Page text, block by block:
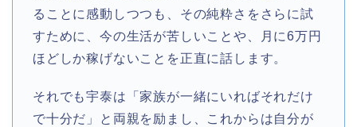
ることに感動しつつも、その純粋さをさらに試
すために、今の生活が苦しいことや、月に6万円
ほどしか稼げないことを正直に話します。
それでも宇泰は「家族が一緒にいればそれだけ
で十分だ」と両親を励まし、これからは自分が